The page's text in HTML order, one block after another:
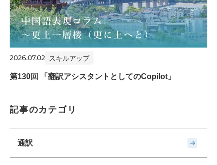
2026.07.02 スキルアップ
第130回 「翻訳アシスタントとしてのCopilot」
記事のカテゴリ
通訳